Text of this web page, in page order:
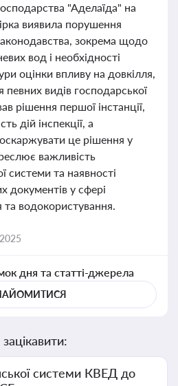
"Аделаїда" на
виявила порушення
зокрема щодо
вод і необхідності
оцінки впливу на довкілля,
видів господарської
рішення першої інстанції,
дій інспекції, а
це рішення у
важливість
системи та наявності
документів у сфері
водокористування.
дня та статті-джерела
системи КВЕД до